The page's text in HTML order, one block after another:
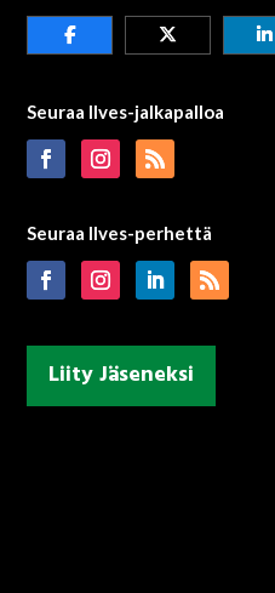
Seuraa Ilves-jalkapalloa
Seuraa Ilves-perhettä
Liity Jäseneksi